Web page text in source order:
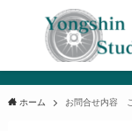
ホーム お問合せ内容